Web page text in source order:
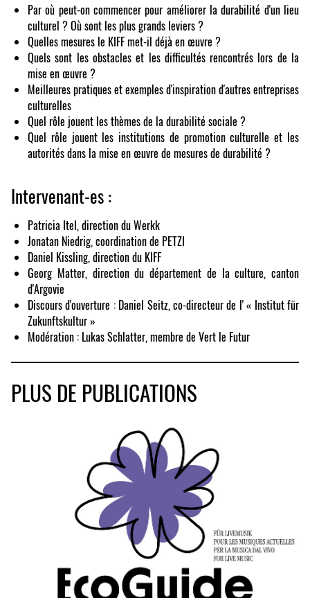
Par où peut-on commencer pour améliorer la durabilité d'un lieu
culturel ? Où sont les plus grands leviers ?
Quelles mesures le KIFF met-il déjà en œuvre ?
Quels sont les obstacles et les difficultés rencontrés lors de la
mise en œuvre ?
Meilleures pratiques et exemples d'inspiration d'autres entreprises
culturelles
Quel rôle jouent les thèmes de la durabilité sociale ?
Quel rôle jouent les institutions de promotion culturelle et les
autorités dans la mise en œuvre de mesures de durabilité ?
Intervenant-es :
Patricia Itel, direction du Werkk
Jonatan Niedrig, coordination de PETZI
Daniel Kissling, direction du KIFF
Georg Matter, direction du département de la culture, canton
d'Argovie
Discours d'ouverture : Daniel Seitz, co-directeur de l' « Institut für
Zukunftskultur »
Modération : Lukas Schlatter, membre de Vert le Futur
PLUS DE PUBLICATIONS